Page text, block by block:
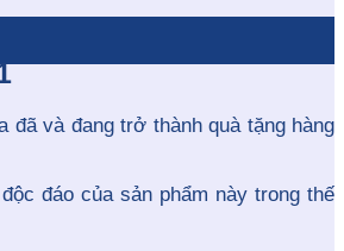
đã và đang trở thành quà tặng hàng
đáo của sản phẩm này trong thế